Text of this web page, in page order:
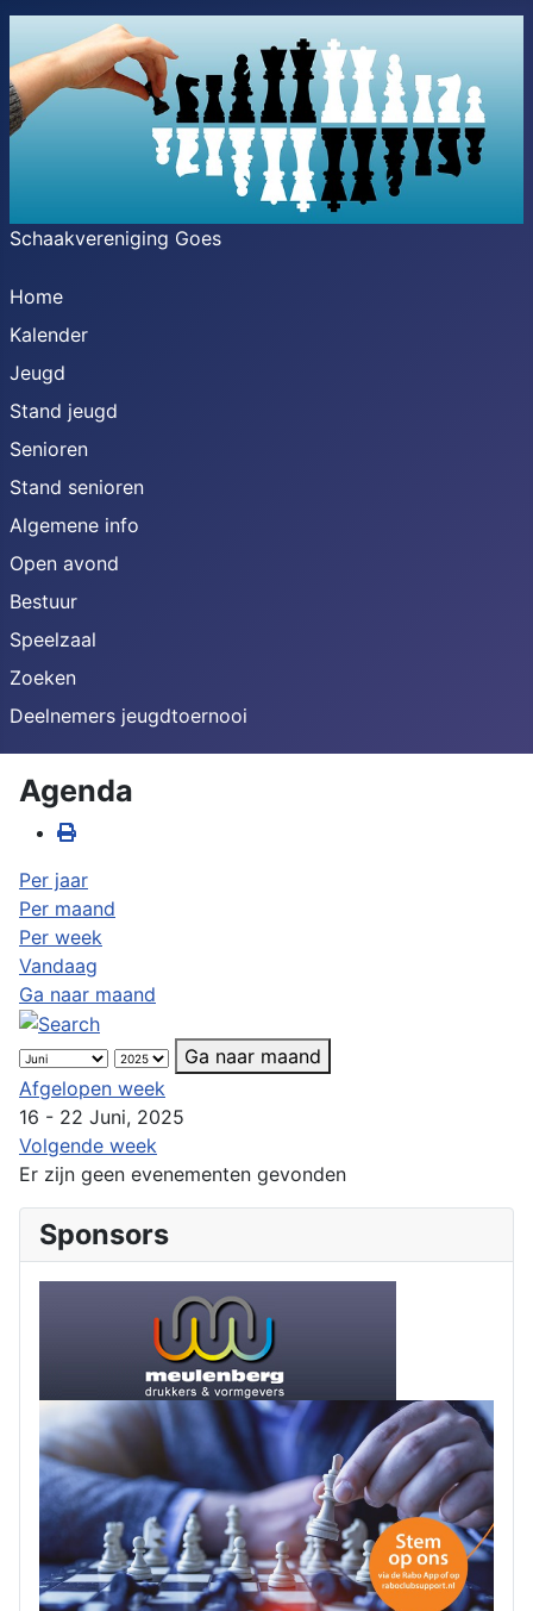
Schaakvereniging Goes
Home
Kalender
Jeugd
Stand jeugd
Senioren
Stand senioren
Algemene info
Open avond
Bestuur
Speelzaal
Zoeken
Deelnemers jeugdtoernooi
Agenda
Per jaar
Per maand
Per week
Vandaag
Ga naar maand
Ga naar maand
Afgelopen week
16 - 22 Juni, 2025
Volgende week
Er zijn geen evenementen gevonden
Sponsors